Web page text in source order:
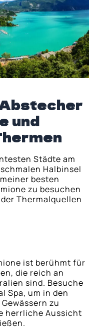
und
Städte am
Halbinsel
besten
zu besuchen
Thermalquellen
ist berühmt für
die reich an
sind. Besuche
Spa, um in den
zu
herrliche Aussicht